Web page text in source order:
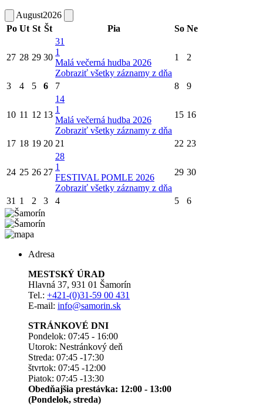
August2026
Po Ut St Št Pia So Ne
27 28 29 30
31
1
Malá večerná hudba 2026
Zobraziť všetky záznamy z dňa
1 2
3 4 5 6 7 8 9
10 11 12 13
14
1
Malá večerná hudba 2026
Zobraziť všetky záznamy z dňa
15 16
17 18 19 20 21 22 23
24 25 26 27
28
1
FESTIVAL POMLE 2026
Zobraziť všetky záznamy z dňa
29 30
31 1 2 3 4 5 6
Adresa
MESTSKÝ ÚRAD
Hlavná 37, 931 01 Šamorín
Tel.: +421-(0)31-59 00 431
E-mail: info@samorin.sk
STRÁNKOVÉ DNI
Pondelok: 07:45 - 16:00
Utorok: Nestránkový deň
Streda: 07:45 -17:30
štvrtok: 07:45 -12:00
Piatok: 07:45 -13:30
Obedňajšia prestávka: 12:00 - 13:00
(Pondelok, streda)